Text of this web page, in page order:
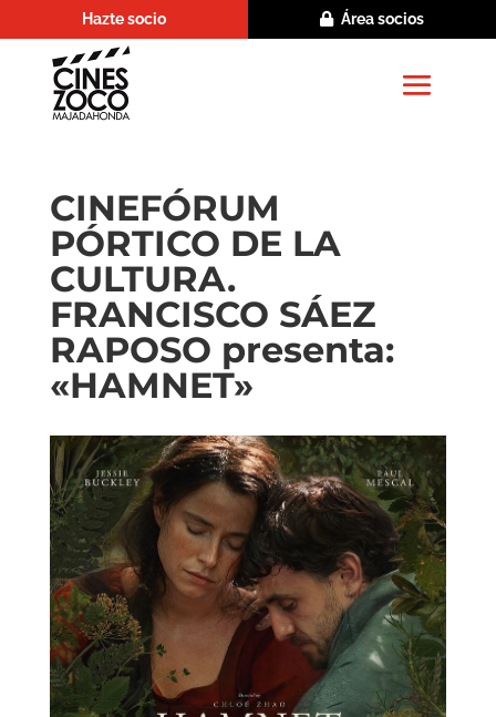
Hazte socio Área socios
CINEFÓRUM
PÓRTICO DE LA
CULTURA.
FRANCISCO SÁEZ
RAPOSO presenta:
«HAMNET»